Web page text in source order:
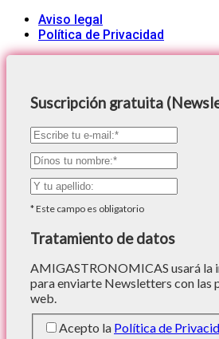
Aviso legal
Política de Privacidad
Suscripción gratuita
*Este campo es obligatorio
Tratamiento de datos
AMIGASTRONOMICAS usará la
para enviarte Newsletters con las
web.
Acepto la Política de